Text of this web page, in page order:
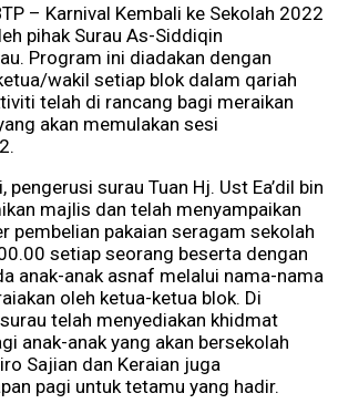
– Karnival Kembali ke Sekolah 2022
pihak Surau As-Siddiqin
Program ini diadakan dengan
wakil setiap blok dalam qariah
telah di rancang bagi meraikan
akan memulakan sesi
surau Tuan Hj. Ust Ea’dil bin
majlis dan telah menyampaikan
pembelian pakaian seragam sekolah
setiap seorang beserta dengan
anak-anak asnaf melalui nama-nama
oleh ketua-ketua blok. Di
telah menyediakan khidmat
anak-anak yang akan bersekolah
Sajian dan Keraian juga
pagi untuk tetamu yang hadir.